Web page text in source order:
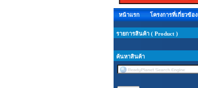
หน้าแรก โครงการที่เกี่ยวข้อง
รายการสินค้า ( Product )
ค้นหาสินค้า